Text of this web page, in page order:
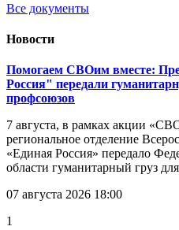
Все документы
Новости
Помогаем СВОим вместе:
Россия" передали
профсоюзов
7 августа, в рамках акции
региональное отделение
«Единая Россия» передало
области гуманитарный груз
07 августа 2026 18:00
1